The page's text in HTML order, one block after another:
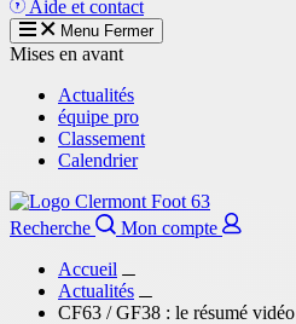
Aide et contact
Menu Fermer
Mises en avant
Actualités
équipe pro
Classement
Calendrier
Recherche
Mon compte
Accueil
Actualités
CF63 / GF38 : le résumé vidéo